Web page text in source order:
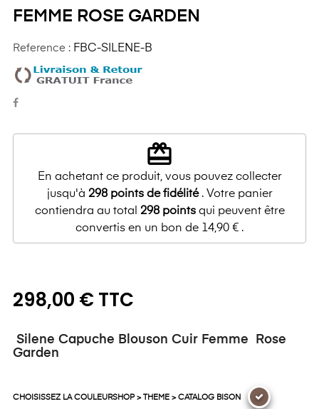
FEMME ROSE GARDEN
Reference : FBC-SILENE-B
redeem
En achetant ce produit, vous pouvez collecter
jusqu'à 298points de fidélité. Votre panier
contiendra au total 298pointsqui peuvent être
convertis en un bon de 14,90 € .
298,00 € TTC
Silene Capuche Blouson Cuir Femme Rose
Garden
CHOISISSEZ LA COULEURSHOP > THEME > CATALOG BISON